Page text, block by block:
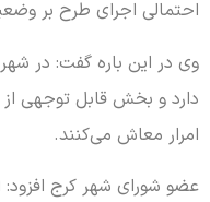
احتمالی اجرای طرح بر
دارد و بخش قابل توجهی
امرار معاش می‌کنند.
عضو شورای شهر کرج افزود: